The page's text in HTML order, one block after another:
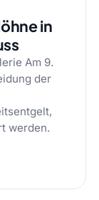
in
Am 9.
der
werden.